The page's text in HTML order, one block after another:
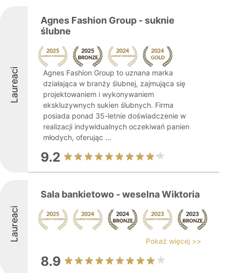
Laureaci
Agnes Fashion Group - suknie
ślubne
Agnes Fashion Group to uznana marka
działająca w branży ślubnej, zajmująca się
projektowaniem i wykonywaniem
ekskluzywnych sukien ślubnych. Firma
posiada ponad 35-letnie doświadczenie w
realizacji indywidualnych oczekiwań panien
młodych, oferując ...
9.2
Laureaci
Sala bankietowo - weselna Wiktoria
Pokaż więcej >>
8.9